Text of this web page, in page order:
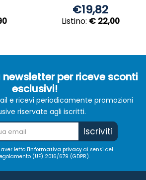
€19,82
Listino: € 22,00
per riceve sconti
esclusivi!
e ricevi periodicamente promozioni
riservate agli iscritti.
Iscriviti
letto l'informativa privacyai sensi del
(UE) 2016/679 (GDPR).